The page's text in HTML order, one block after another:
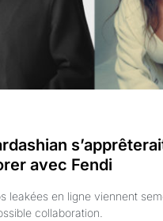
avec Fendi
leakées en ligne viennent
collaboration.